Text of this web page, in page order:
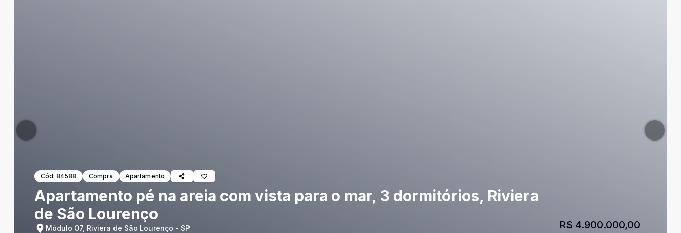
Cód: 84588 Compra Apartamento
Apartamento pé na areia com vista para o mar, 3 dormitórios, Riviera
de São Lourenço
Módulo 07, Riviera de São Lourenço - SP R$ 4.900.000,00